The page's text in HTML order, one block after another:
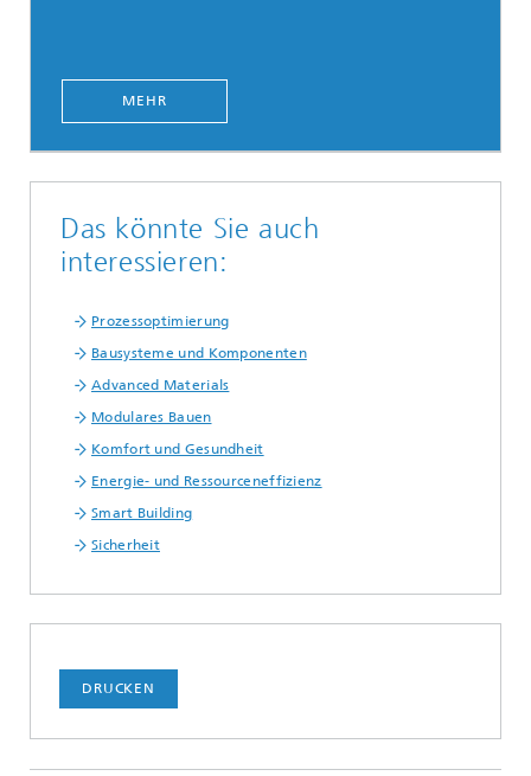
MEHR
Das könnte Sie auch
interessieren:
Prozessoptimierung
Bausysteme und Komponenten
Advanced Materials
Modulares Bauen
Komfort und Gesundheit
Energie- und Ressourceneffizienz
Smart Building
Sicherheit
DRUCKEN